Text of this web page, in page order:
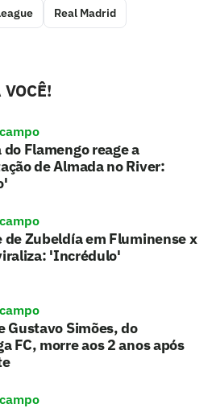
Real Madrid
do Flamengo reage a
de Almada no River:
Zubeldía em Fluminense x
'Incrédulo'
Gustavo Simões, do
FC, morre aos 2 anos após